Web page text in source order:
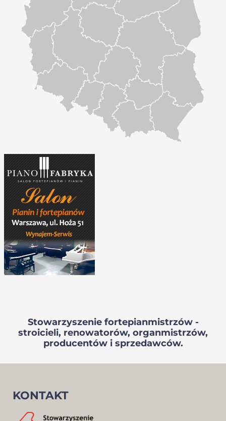
Stowarzyszenie fortepianmistrzów -
stroicieli, renowatorów, organmistrzów,
producentów i sprzedawców.
KONTAKT